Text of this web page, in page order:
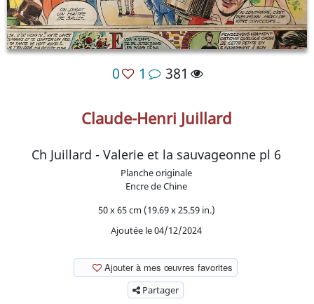
0 1 381
Claude-Henri Juillard
Ch Juillard - Valerie et la sauvageonne pl 6
Planche originale
Encre de Chine
50 x 65 cm (19.69 x 25.59 in.)
Ajoutée le 04/12/2024
Ajouter à mes œuvres favorites
Partager